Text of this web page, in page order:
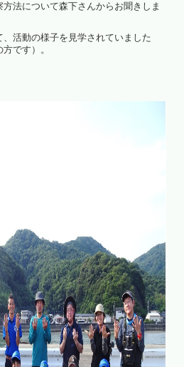
法について森下さんからお聞きしま
活動の様子を見学されていました
です）。